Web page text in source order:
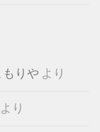
りや より
より